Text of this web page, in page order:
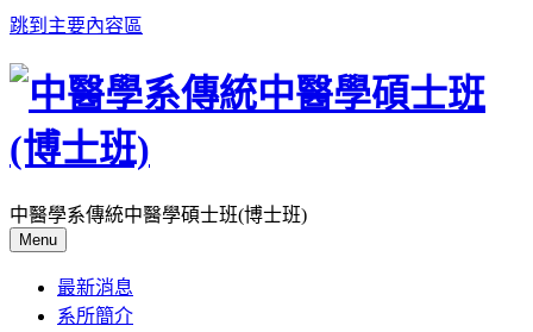
跳到主要內容區
中醫學系傳統中醫學碩士班(博士班)
Menu
最新消息
系所簡介